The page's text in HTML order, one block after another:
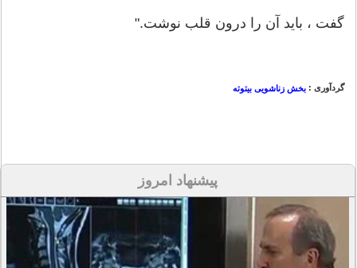
گفت ، باید آن را درون قلب نوشت."
گردآوری : بخش زناشویی بیتوته
پیشنهاد امروز